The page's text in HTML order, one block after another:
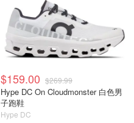
$159.00 $269.99
Hype DC On Cloudmonster 白色男
子跑鞋
Hype DC